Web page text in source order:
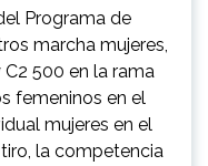
Programa de
marcha mujeres,
500 en la rama
femeninos en el
mujeres en el
la competencia